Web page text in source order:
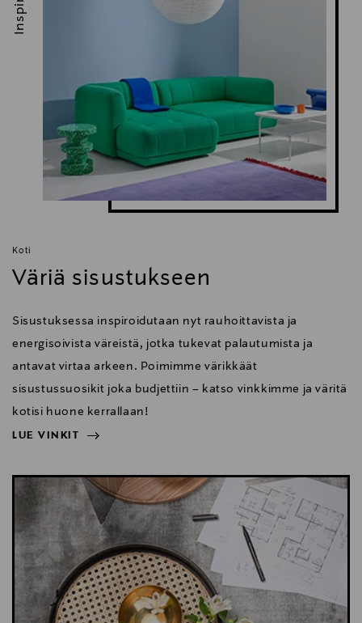
Koti
Väriä sisustukseen
Sisustuksessa inspiroidutaan nyt rauhoittavista ja
energisoivista väreistä, jotka tukevat palautumista ja
antavat virtaa arkeen. Poimimme värikkäät
sisustussuosikit joka budjettiin – katso vinkkimme ja väritä
kotisi huone kerrallaan!
LUE VINKIT
LUE VINKIT